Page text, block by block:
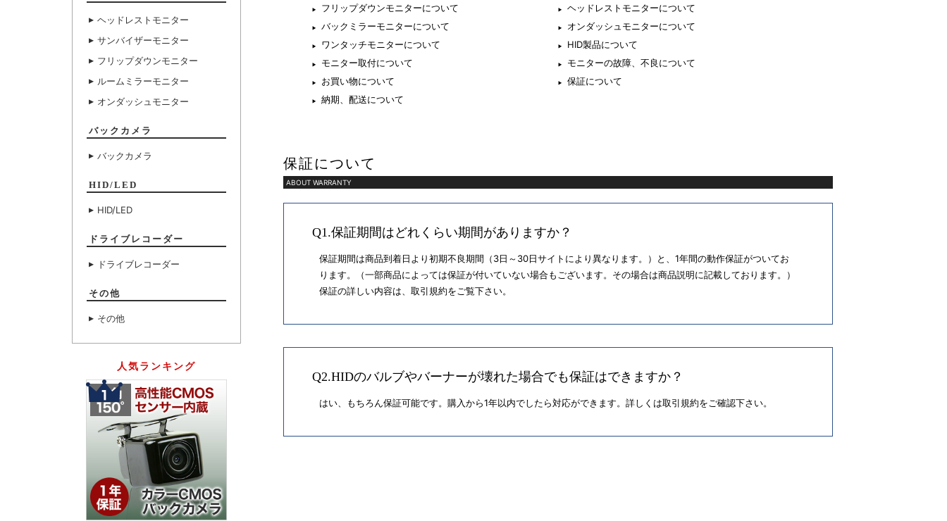
フリップダウンモニターについて
ヘッドレストモニターについて
バックミラーモニターについて
オンダッシュモニターについて
ワンタッチモニターについて
HID製品について
モニター取付について
モニターの故障、不良について
お買い物について
保証について
納期、配送について
保証について
ABOUT WARRANTY
Q1.保証期間はどれくらい期間がありますか？
保証期間は商品到着日より初期不良期間（3日～30日サイトにより異なります。）と、1年間の動作保証がついてお
ります。（一部商品によっては保証が付いていない場合もございます。その場合は商品説明に記載しております。）
保証の詳しい内容は、取引規約をご覧下さい。
Q2.HIDのバルブやバーナーが壊れた場合でも保証はできますか？
はい、もちろん保証可能です。購入から1年以内でしたら対応ができます。詳しくは取引規約をご確認下さい。
ヘッドレストモニター
サンバイザーモニター
フリップダウンモニター
ルームミラーモニター
オンダッシュモニター
バックカメラ
バックカメラ
HID/LED
HID/LED
ドライブレコーダー
ドライブレコーダー
その他
その他
人気ランキング